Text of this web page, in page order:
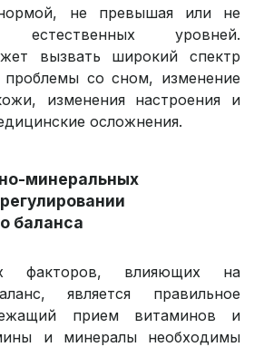
не превышая или не
уровней.
вызвать широкий спектр
проблемы со сном, изменение
изменения настроения и
осложнения.
минеральных
баланса
факторов, влияющих на
является правильное
прием витаминов и
и минералы необходимы